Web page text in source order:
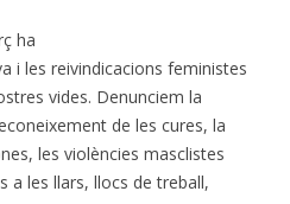
ha
i les reivindicacions feministes
vides. Denunciem la
de les cures, la
les violències masclistes
a les llars, llocs de treball,